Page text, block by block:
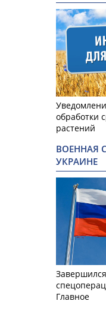
обработки
растений
ВОЕННАЯ
УКРАИНЕ
Главное